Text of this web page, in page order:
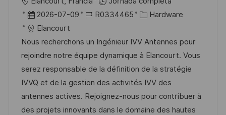
a
c
ó
b
c
a
c
i
ó
n
F
e
c
h
a
d
e
p
2026-07-09
I
d
e
e
m
p
l
R0334465
C
t
e
g
o
r
í
Hardware
Elancourt
Nous recherchons un Ingénieur IVV Antennes pour
rejoindre notre équipe dynamique à Elancourt. Vous
serez responsable de la définition de la stratégie
IVVQ et de la gestion des activités IVV des
antennes actives. Rejoignez-nous pour contribuer à
des projets innovants dans le domaine des hautes